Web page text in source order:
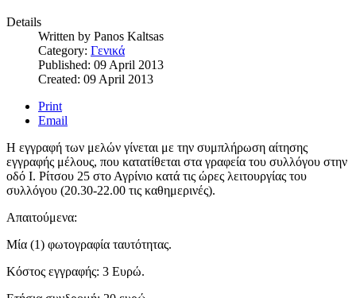
Details
Written by Panos Kaltsas
Category: Γενικά
Published: 09 April 2013
Created: 09 April 2013
Print
Email
Η εγγραφή των μελών γίνεται με την συμπλήρωση αίτησης
εγγραφής μέλους, που κατατίθεται στα γραφεία του συλλόγου στην
οδό Ι. Ρίτσου 25 στο Αγρίνιο κατά τις ώρες λειτουργίας του
συλλόγου (20.30-22.00 τις καθημερινές).
Απαιτούμενα:
Μία (1) φωτογραφία ταυτότητας.
Κόστος εγγραφής: 3 Ευρώ.